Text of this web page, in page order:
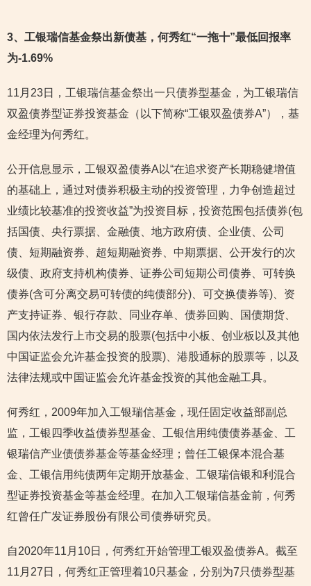
3、工银瑞信基金祭出新债基，何秀红“一拖十”最低回报率
为-1.69%
11月23日，工银瑞信基金祭出一只债券型基金，为工银瑞信
双盈债券型证券投资基金（以下简称“工银双盈债券A”），基
金经理为何秀红。
公开信息显示，工银双盈债券A以“在追求资产长期稳健增值
的基础上，通过对债券积极主动的投资管理，力争创造超过
业绩比较基准的投资收益”为投资目标，投资范围包括债券(包
括国债、央行票据、金融债、地方政府债、企业债、公司
债、短期融资券、超短期融资券、中期票据、公开发行的次
级债、政府支持机构债券、证券公司短期公司债券、可转换
债券(含可分离交易可转债的纯债部分)、可交换债券等)、资
产支持证券、银行存款、同业存单、债券回购、国债期货、
国内依法发行上市交易的股票(包括中小板、创业板以及其他
中国证监会允许基金投资的股票)、港股通标的股票等，以及
法律法规或中国证监会允许基金投资的其他金融工具。
何秀红，2009年加入工银瑞信基金，现任固定收益部副总
监，工银四季收益债券型基金、工银信用纯债债券基金、工
银瑞信产业债债券基金等基金经理；曾任工银保本混合基
金、工银信用纯债两年定期开放基金、工银瑞信银和利混合
型证券投资基金等基金经理。在加入工银瑞信基金前，何秀
红曾任广发证券股份有限公司债券研究员。
自2020年11月10日，何秀红开始管理工银双盈债券A。截至
11月27日，何秀红正管理着10只基金，分别为7只债券型基